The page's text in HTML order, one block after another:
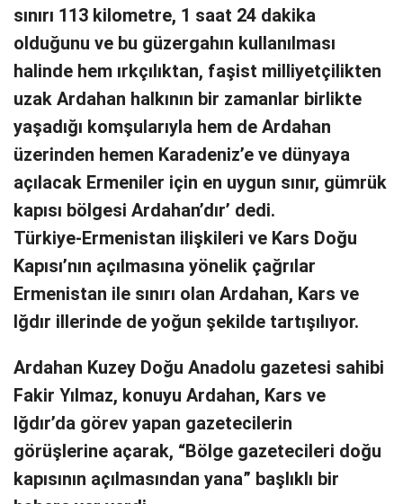
sınırı 113 kilometre, 1 saat 24 dakika
olduğunu ve bu güzergahın kullanılması
halinde hem ırkçılıktan, faşist milliyetçilikten
uzak Ardahan halkının bir zamanlar birlikte
yaşadığı komşularıyla hem de Ardahan
üzerinden hemen Karadeniz’e ve dünyaya
açılacak Ermeniler için en uygun sınır, gümrük
kapısı bölgesi Ardahan’dır’ dedi.
Türkiye-Ermenistan ilişkileri ve Kars Doğu
Kapısı’nın açılmasına yönelik çağrılar
Ermenistan ile sınırı olan Ardahan, Kars ve
Iğdır illerinde de yoğun şekilde tartışılıyor.
Ardahan Kuzey Doğu Anadolu gazetesi sahibi
Fakir Yılmaz, konuyu Ardahan, Kars ve
Iğdır’da görev yapan gazetecilerin
görüşlerine açarak, “Bölge gazetecileri doğu
kapısının açılmasından yana” başlıklı bir